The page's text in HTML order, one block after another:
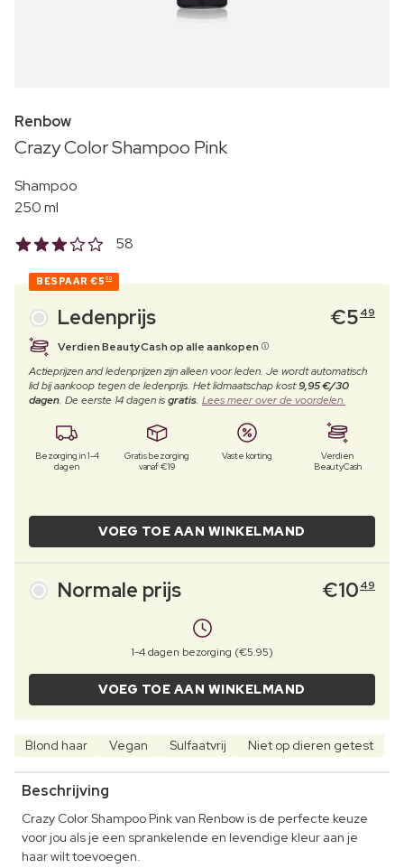
Renbow
Crazy Color Shampoo Pink
Shampoo
250 ml
58
BESPAAR €5 00
Ledenprijs €5 49
Verdien BeautyCash op alle aankopen
Actieprijzen and ledenprijzen zijn alleen voor leden. Je wordt automatisch
lid bij aankoop tegen de ledenprijs. Het lidmaatschap kost9,95 €/30
dagen. De eerste 14 dagen isgratis. Lees meer over de voordelen.
Bezorging in 1-4
dagen
Gratis bezorging
vanaf €19
Vaste korting
Verdien
BeautyCash
VOEG TOE AAN WINKELMAND
Normale prijs €10 49
1-4 dagen bezorging (€5.95)
VOEG TOE AAN WINKELMAND
Blond haar Vegan Sulfaatvrij Niet op dieren getest
Beschrijving
Crazy Color Shampoo Pink van Renbow is de perfecte keuze
voor jou als je een sprankelende en levendige kleur aan je
haar wilt toevoegen.